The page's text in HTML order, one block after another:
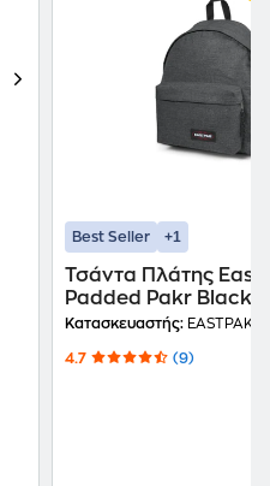
Best Seller +1
Τσάντα Πλάτης
Padded Pakr Black
Κατασκευαστής: EASTPAK
4.7 (9)